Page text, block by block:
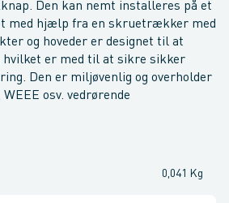
Den kan nemt installeres på et
med hjælp fra en skruetrækker med
og hoveder er designet til at
er med til at sikre sikker
Den er miljøvenlig og overholder
osv. vedrørende
0,041 Kg